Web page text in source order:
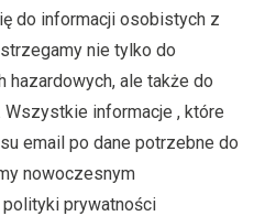
do informacji osobistych z
nie tylko do
ale także do
Wszystkie informacje , które
email po dane potrzebne do
nowoczesnym
prywatności